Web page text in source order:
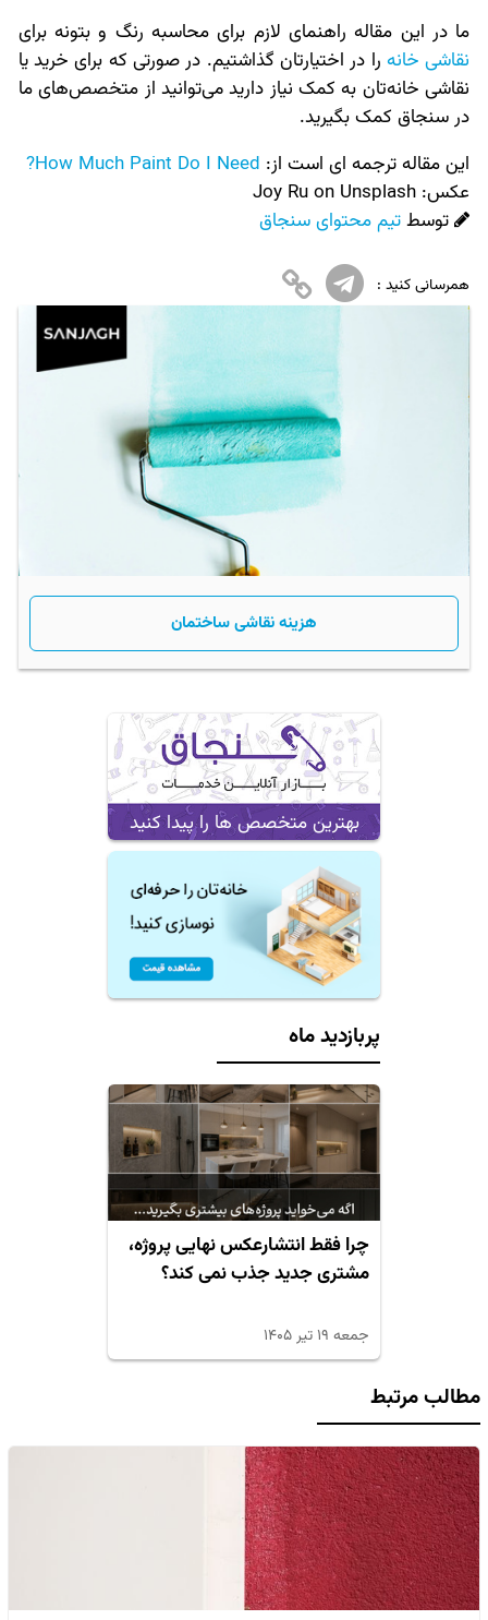
ما در این مقاله راهنمای لازم برای محاسبه رنگ و بتونه برای
نقاشی خانه را در اختیارتان گذاشتیم. در صورتی که برای خرید یا
نقاشی خانه‌تان به کمک نیاز دارید می‌توانید از متخصص‌های ما
در سنجاق کمک بگیرید.
این مقاله ترجمه ای است از: How Much Paint Do I Need?
عکس:‌ Joy Ru on Unsplash
توسطتیم محتوای سنجاق
همرسانی کنید :
هزینه نقاشی ساختمان
بهترین متخصص ها را پیدا کنید
پربازدید ماه
چرا فقط انتشارعکس نهایی پروژه،
مشتری جدید جذب نمی کند؟
جمعه ۱۹ تیر ۱۴۰۵
مطالب مرتبط